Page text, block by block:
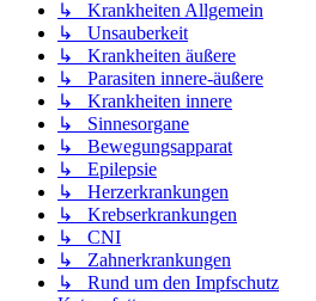
↳ Krankheiten Allgemein
↳ Unsauberkeit
↳ Krankheiten äußere
↳ Parasiten innere-äußere
↳ Krankheiten innere
↳ Sinnesorgane
↳ Bewegungsapparat
↳ Epilepsie
↳ Herzerkrankungen
↳ Krebserkrankungen
↳ CNI
↳ Zahnerkrankungen
↳ Rund um den Impfschutz